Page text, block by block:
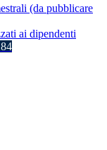
(da pubblicare
ai dipendenti